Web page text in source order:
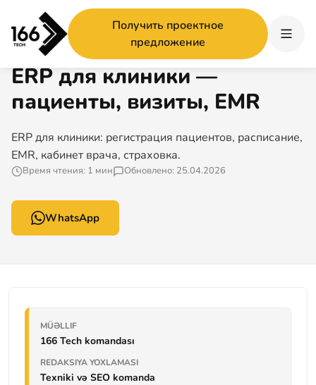
Получить проектное
предложение
Главная/ERP для клиники — пациенты, визиты, EMR
166 TECH ГИД
ERP для клиники —
пациенты, визиты, EMR
ERP для клиники: регистрация пациентов, расписание,
EMR, кабинет врача, страховка.
Время чтения: 1 мин Обновлено: 25.04.2026
WhatsApp
MÜƏLLIF
166 Tech komandası
REDAKSIYA YOXLAMASI
Texniki və SEO komanda